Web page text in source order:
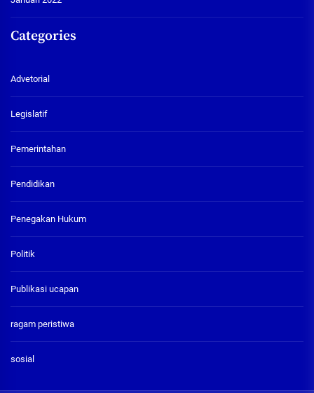
Categories
Advetorial
Legislatif
Pemerintahan
Pendidikan
Penegakan Hukum
Politik
Publikasi ucapan
ragam peristiwa
sosial